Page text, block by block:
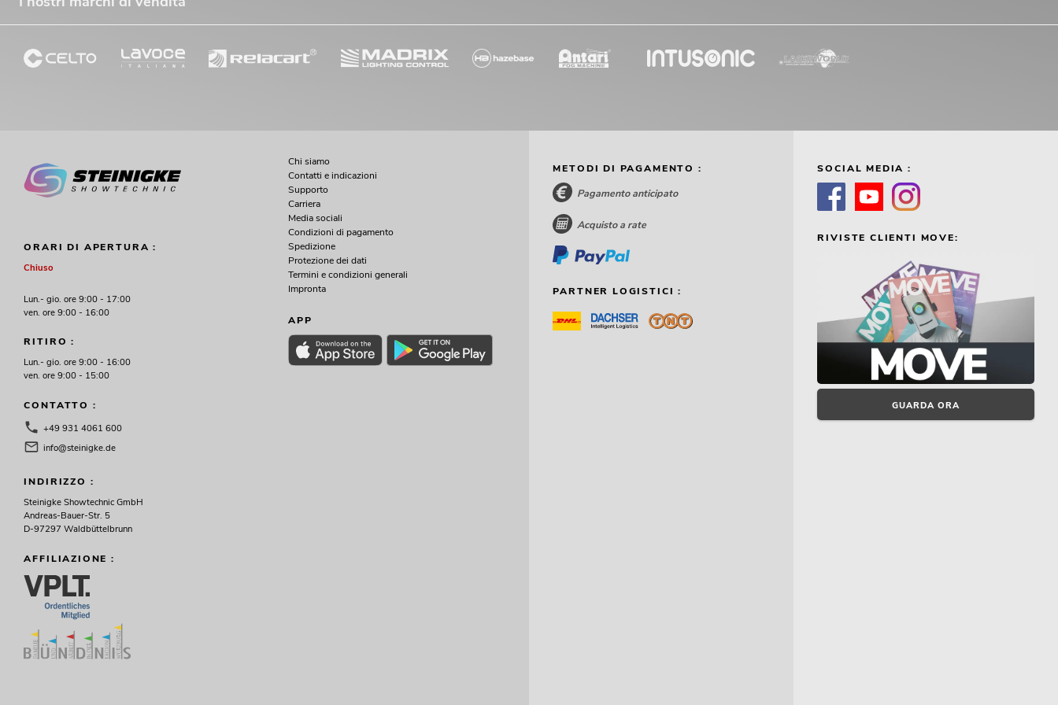
ORARI DI APERTURA :
Chiuso
Lun.- gio. ore 9:00 - 17:00
ven. ore 9:00 - 16:00
RITIRO :
Lun.- gio. ore 9:00 - 16:00
ven. ore 9:00 - 15:00
CONTATTO :
+49 931 4061 600
info@steinigke.de
INDIRIZZO :
Steinigke Showtechnic GmbH
Andreas-Bauer-Str. 5
D-97297 Waldbüttelbrunn
AFFILIAZIONE :
Chi siamo
Contatti e indicazioni
Supporto
Carriera
Media sociali
Condizioni di pagamento
Spedizione
Protezione dei dati
Termini e condizioni generali
Impronta
APP
METODI DI PAGAMENTO :
Pagamento anticipato
Acquisto a rate
PARTNER LOGISTICI :
SOCIAL MEDIA :
RIVISTE CLIENTI MOVE:
GUARDA ORA